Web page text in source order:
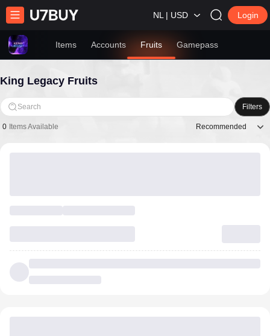
NL | USD Login
Items Accounts Fruits Gamepass
King Legacy Fruits
Search Filters
0 Items Available Recommended